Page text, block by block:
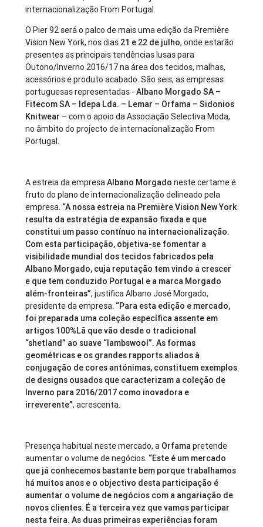
internacionalização From Portugal.
O Pier 92 será o palco de mais uma edição da Première
Vision New York, nos dias 21 e 22 de julho, onde estarão
presentes as principais tendências lusas para
Outono/Inverno 2016/17 na área dos tecidos, malhas,
acessórios e produto acabado. São seis, as empresas
portuguesas representadas -Albano Morgado SA –
Fitecom SA – Idepa Lda. – Lemar – Orfama – Sidonios
Knitwear – com o apoio da Associação Selectiva Moda,
no âmbito do projecto de internacionalização From
Portugal.
A estreia da empresaAlbano Morgado neste certame é
fruto do plano de internacionalização delineado pela
empresa. “A nossa estreia na Première Vision New York
resulta da estratégia de expansão fixada e que
constitui um passo contínuo na internacionalização.
Com esta participação, objetiva-se fomentar a
visibilidade mundial dos tecidos fabricados pela
Albano Morgado, cuja reputação tem vindo a crescer
e que tem conduzido Portugal e a marca Morgado
além-fronteiras”, justifica Albano José Morgado,
presidente da empresa. “Para esta edição e mercado,
foi preparada uma coleção específica assente em
artigos 100%Lã que vão desde o tradicional
“shetland” ao suave “lambswool”. As formas
geométricas e os grandes rapports aliados à
conjugação de cores antónimas, constituem exemplos
de designs ousados que caracterizam a coleção de
Inverno para 2016/2017 como inovadora e
irreverente”, acrescenta.
Presença habitual neste mercado, a Orfamapretende
aumentar o volume de negócios. “Este é um mercado
que já conhecemos bastante bem porque trabalhamos
há muitos anos e o objectivo desta participação é
aumentar o volume de negócios com a angariação de
novos clientes. É a terceira vez que vamos participar
nesta feira. As duas primeiras experiências foram